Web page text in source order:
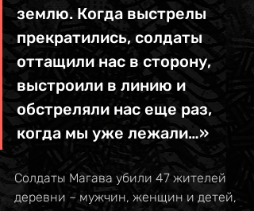
землю. Когда выстрелы
прекратились, солдаты
оттащили нас в сторону,
выстроили в линию и
обстреляли нас еще раз,
когда мы уже лежали…»
Солдаты Магава убили 47 жителей
деревни – мужчин, женщин и детей,